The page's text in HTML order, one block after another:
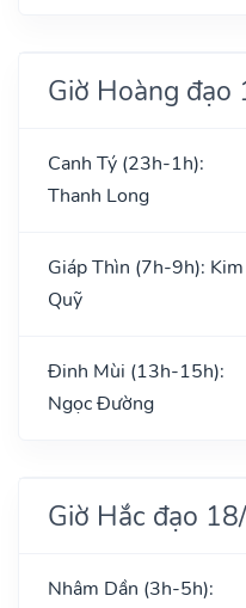
Giờ Hoàng
Canh Tý (23h-1h):
Thanh Long
Giáp Thìn (7h-9h): Kim
Quỹ
Đinh Mùi (13h-15h):
Ngọc Đường
Giờ Hắc đạo
Nhâm Dần (3h-5h):